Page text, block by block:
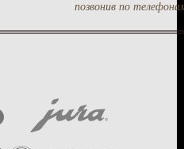
позвонив по